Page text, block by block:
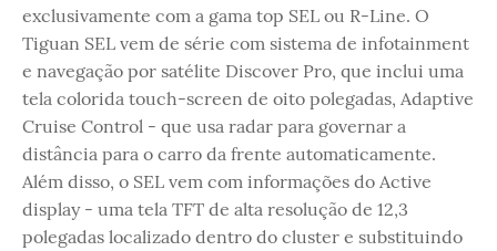
exclusivamente com a gama top SEL ou R-Line. O
Tiguan SEL vem de série com sistema de infotainment
e navegação por satélite Discover Pro, que inclui uma
tela colorida touch-screen de oito polegadas, Adaptive
Cruise Control - que usa radar para governar a
distância para o carro da frente automaticamente.
Além disso, o SEL vem com informações do Active
display - uma tela TFT de alta resolução de 12,3
polegadas localizado dentro do cluster e substituindo